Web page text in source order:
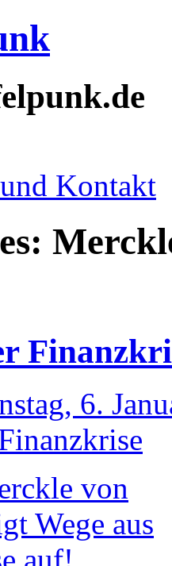
Kontakt
6.